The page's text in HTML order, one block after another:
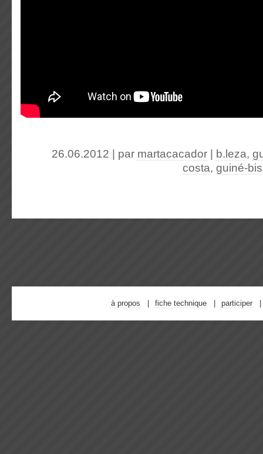
26.06.2012 | par martacacador b.leza,
costa, guiné-
à propos fiche technique participer